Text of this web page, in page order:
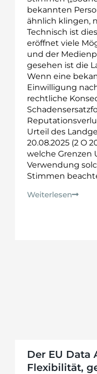
bekannten
ähnlich klingen,
Technisch ist
eröffnet viele
und der
gesehen ist die
Wenn eine
Einwilligung
rechtliche
Urteil des
20.08.2025 (2 O
welche Grenzen
Verwendung
Stimmen
Weiterlesen
Der EU Data
Flexibilität,